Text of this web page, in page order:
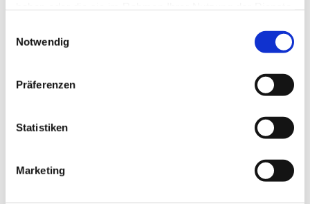
Notwendig
Präferenzen
Statistiken
Marketing